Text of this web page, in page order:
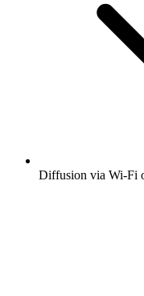
Diffusion via Wi-Fi